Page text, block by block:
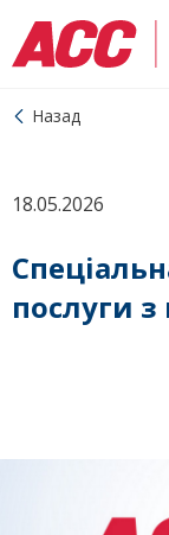
Назад
18.05.2026
послуги з